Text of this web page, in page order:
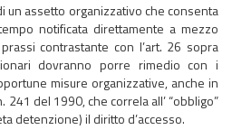
un assetto organizzativo che consenta
notificata direttamente a mezzo
contrastante con l’art. 26 sopra
dovranno porre rimedio con i
misure organizzative, anche in
241 del 1990, che correla all’ “obbligo”
detenzione) il diritto d’accesso.